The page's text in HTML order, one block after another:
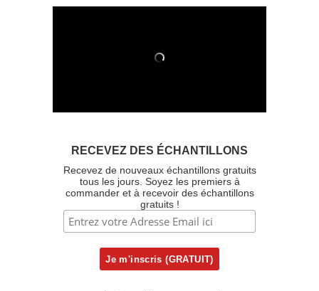
RECEVEZ DES ÉCHANTILLONS
Recevez de nouveaux échantillons gratuits
tous les jours. Soyez les premiers à
commander et à recevoir des échantillons
gratuits !